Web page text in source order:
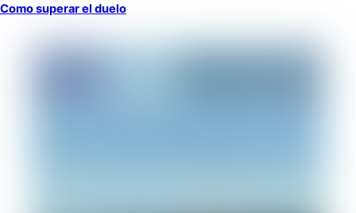
Como superar el duelo